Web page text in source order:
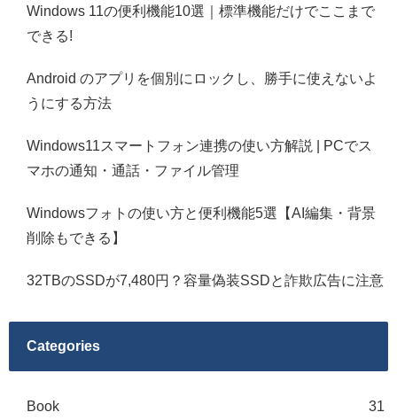
Windows 11の便利機能10選｜標準機能だけでここまで
できる!
Android のアプリを個別にロックし、勝手に使えないよ
うにする方法
Windows11スマートフォン連携の使い方解説 | PCでス
マホの通知・通話・ファイル管理
Windowsフォトの使い方と便利機能5選【AI編集・背景
削除もできる】
32TBのSSDが7,480円？容量偽装SSDと詐欺広告に注意
Categories
Book 31